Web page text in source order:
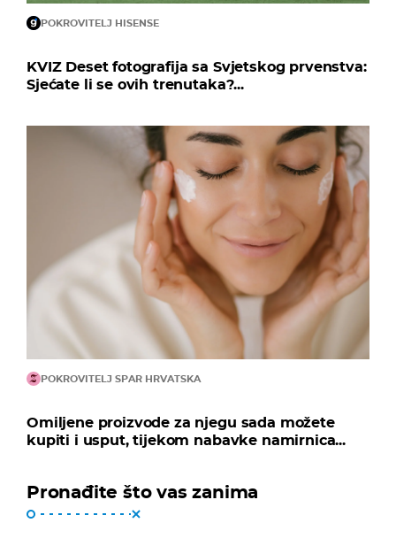
POKROVITELJ HISENSE
KVIZ Deset fotografija sa Svjetskog prvenstva:
Sjećate li se ovih trenutaka?...
POKROVITELJ SPAR HRVATSKA
Omiljene proizvode za njegu sada možete
kupiti i usput, tijekom nabavke namirnica...
Pronađite što vas zanima